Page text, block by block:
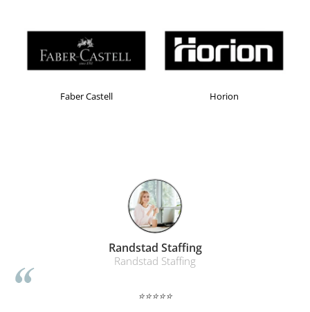
Faber Castell Horion
Randstad Staffing
Randstad Staffing
⭐⭐⭐⭐⭐